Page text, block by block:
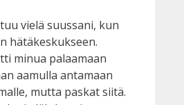
vielä suussani, kun
hätäkeskukseen.
minua palaamaan
aamulla antamaan
mutta paskat siitä.